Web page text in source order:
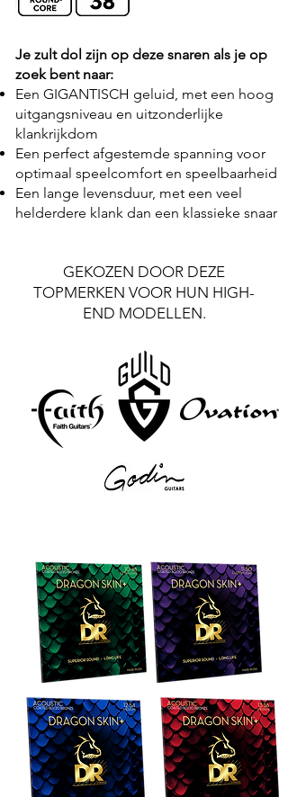
Je zult dol zijn op deze snaren als je op
zoek bent naar:
Een GIGANTISCH geluid, met een hoog
uitgangsniveau en uitzonderlijke
klankrijkdom
Een perfect afgestemde spanning voor
optimaal speelcomfort en speelbaarheid
Een lange levensduur, met een veel
helderdere klank dan een klassieke snaar
GEKOZEN DOOR DEZE
TOPMERKEN VOOR HUN HIGH-
END MODELLEN.